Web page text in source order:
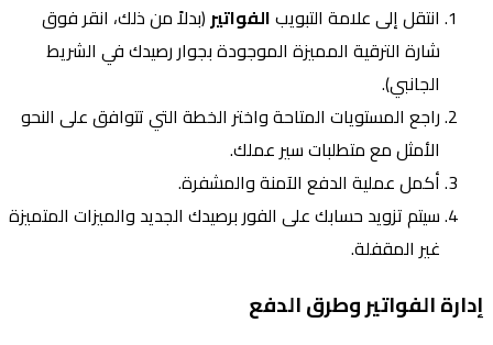
انتقل إلى علامة التبويبالفواتير(بدلاً من ذلك، انقر فوق
شارة الترقية المميزة الموجودة بجوار رصيدك في الشريط
الجانبي).
راجع المستويات المتاحة واختر الخطة التي تتوافق على النحو
الأمثل مع متطلبات سير عملك.
أكمل عملية الدفع الآمنة والمشفرة.
سيتم تزويد حسابك على الفور برصيدك الجديد والميزات المتميزة
غير المقفلة.
إدارة الفواتير وطرق الدفع